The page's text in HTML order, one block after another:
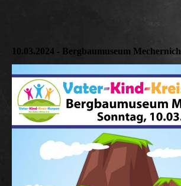
10.03.2024 - Bergbaumuseum Mechernich